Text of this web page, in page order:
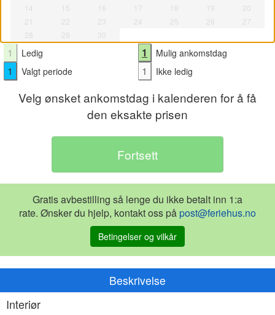
14
15 16 17 18 19
20
21
22 23 24 25 26
27
28
29 30
1 Ledig 1 Mulig ankomstdag
1 Valgt periode 1 Ikke ledig
Velg ønsket ankomstdag i kalenderen for å få
den eksakte prisen
Gratis avbestilling så lenge du ikke betalt inn 1:a
rate. Ønsker du hjelp, kontakt oss på post@feriehus.no
Betingelser og vilkår
Beskrivelse
Interiør